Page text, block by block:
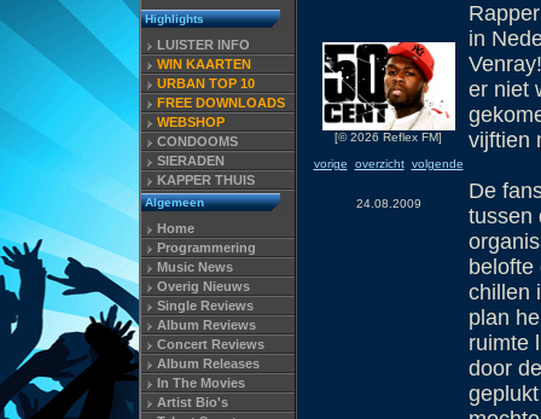
Highlights
LUISTER INFO
WIN KAARTEN
URBAN TOP 10
FREE DOWNLOADS
WEBSHOP
CONDOOMS
SIERADEN
KAPPER THUIS
Algemeen
Home
Programmering
Music News
Overig Nieuws
Single Reviews
Album Reviews
Concert Reviews
Album Releases
In The Movies
Artist Bio's
[© 2026 Reflex FM]
vorige
overzicht volgende
24.08.2009
in
er niet
vijftien
De
tussen
chillen
plan
ruimte
door